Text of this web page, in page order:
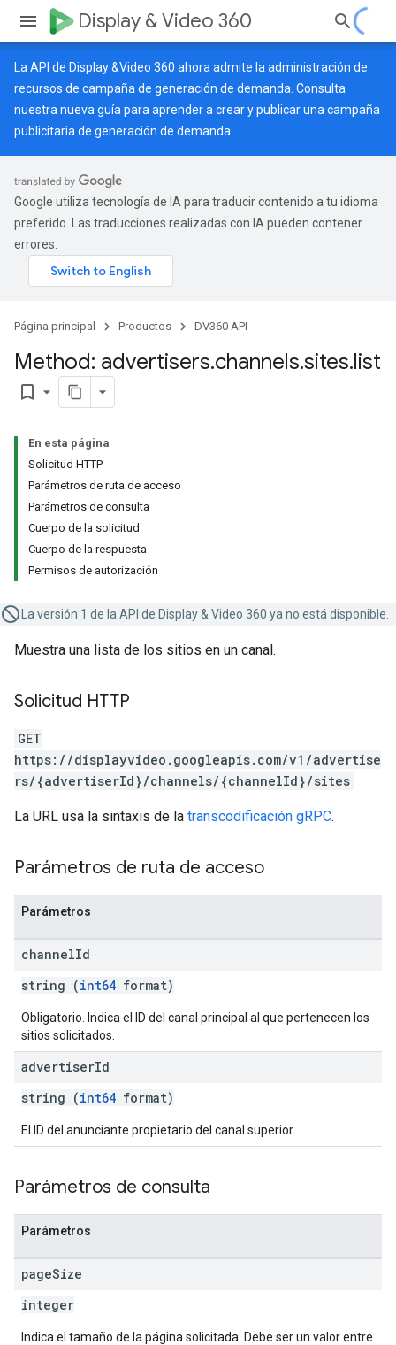
Display & Video 360
La API de Display &Video 360 ahora admite la administración de
recursos de campaña de generación de demanda. Consulta
nuestra nueva guía para aprender a crear y publicar una campaña
publicitaria de generación de demanda.
Google utiliza tecnología de IA para traducir contenido a tu idioma
preferido. Las traducciones realizadas con IA pueden contener
errores.
Página principal Productos DV360 API
Method: advertisers.channels.sites.list
bookmark_border
En esta página
Solicitud HTTP
Parámetros de ruta de acceso
Parámetros de consulta
Cuerpo de la solicitud
Cuerpo de la respuesta
Permisos de autorización
La versión 1 de la API de Display & Video 360 ya no está disponible.
Muestra una lista de los sitios en un canal.
Solicitud HTTP
GET
https://displayvideo.googleapis.com/v1/advertise
rs/{advertiserId}/channels/{channelId}/sites
La URL usa la sintaxis de la transcodificación gRPC.
Parámetros de ruta de acceso
Parámetros
channelId
string (int64 format)
Obligatorio. Indica el ID del canal principal al que pertenecen los
sitios solicitados.
advertiserId
string (int64 format)
El ID del anunciante propietario del canal superior.
Parámetros de consulta
Parámetros
pageSize
integer
Indica el tamaño de la página solicitada. Debe ser un valor entre